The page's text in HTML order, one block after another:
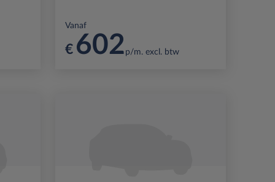
Vanaf
€ 602 p/m. excl. btw